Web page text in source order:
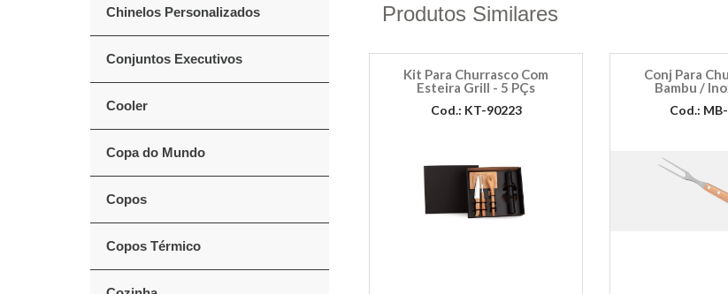
Chinelos Personalizados
Conjuntos Executivos
Cooler
Copa do Mundo
Copos
Copos Térmico
Produtos Similares
Kit Para Churrasco Com
Esteira Grill - 5 PÇs
Cod.: KT-90223
Conj Para
Bambu /
Cod.: